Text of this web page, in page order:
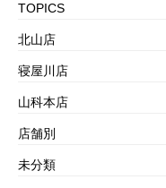
TOPICS
北山店
寝屋川店
山科本店
店舗別
未分類